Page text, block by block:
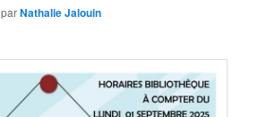
parNathalie Jalouin